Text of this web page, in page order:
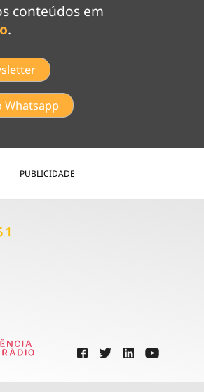
conteúdos em
.
Whatsapp
PUBLICIDADE